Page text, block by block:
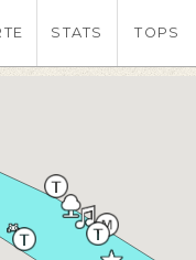
STATS TOPS